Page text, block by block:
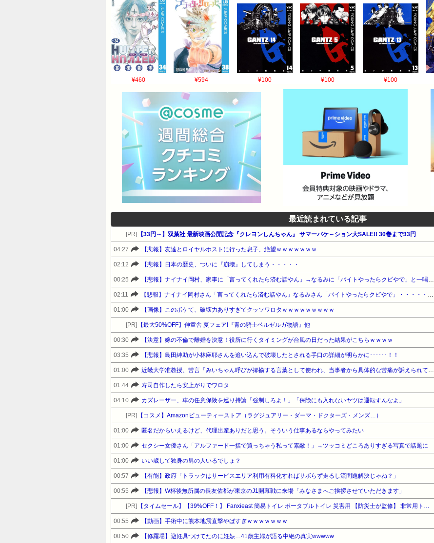
¥460 ¥594 ¥100 ¥100 ¥100
最近読まれている記事
[PR] 【33円～】双葉社 最新映画公開記念『クレヨンしんちゃん』 サマーバケ～ション大SALE!! 30巻まで33円
04:27 【悲報】友達とロイヤルホストに行った息子、絶望ｗｗｗｗｗｗｗ
02:12 【悲報】日本の歴史、ついに『崩壊』してしまう・・・・・
00:25 【悲報】ナイナイ岡村、家事に「言ってくれたら済む話やん」→なるみに「バイトやったらクビやで」と一喝され黙り込む
02:11 【悲報】ナイナイ岡村さん「言ってくれたら済む話やん」なるみさん「バイトやったらクビやで」・・・・・・・・・
01:00 【画像】このボケて、破壊力ありすぎてクッソワロタｗｗｗｗｗｗｗｗｗ
[PR] 【最大50%OFF】伸童舎 夏フェア!『青の騎士ベルゼルガ物語』他
00:30 【決意】嫁の不倫で離婚を決意！役所に行くタイミングが台風の日だった結果がこちらｗｗｗｗ
03:35 【悲報】島田紳助が小林麻耶さんを追い込んで破壊したとされる手口の詳細が明らかに･･････！！
01:00 近畿大学准教授、苦言「みいちゃん呼びが揶揄する言葉として使われ、当事者から具体的な苦痛が訴えられている。文化芸術は人を傷つけてもよい。ただし、傷つけ方がある」
01:44 寿司自作したら安上がりでワロタ
04:10 カズレーザー、車の任意保険を巡り持論「強制しろよ！」「保険にも入れないヤツは運転すんなよ」
[PR] 【コスメ】Amazonビューティーストア（ラグジュアリー・ダーマ・ドクターズ・メンズ…）
01:00 匿名だからいえるけど、代理出産ありだと思う。そういう仕事あるならやってみたい
01:00 セクシー女優さん「アルファード一括で買っちゃう私って素敵！」→ツッコミどころありすぎる写真で話題に
01:00 いい歳して独身の男の人いるでしょ？
00:57 【有能】政府「トラックはサービスエリア利用有料化すればサボらず走るし流問題解決じゃね？」
00:55 【悲報】W杯後無所属の長友佑都が東京のJ1開幕戦に来場「みなさまへご挨拶させていただきます」
[PR] 【タイムセール】【39%OFF！】 Fanxieast 簡易トイレ ポータブルトイレ 災害用 【防災士が監修】 非常用トイレ 携帯トイレ 強力消臭 どこでも簡単トイレ 防災 トイレ 災害用/非常用/携帯用 登山 防災グッズ トイレセット 凝固剤 手袋 防臭袋 15年保存（120回）
00:55 【動画】手術中に熊本地震直撃やばすぎｗｗｗｗｗｗｗ
00:50 【修羅場】避妊具つけてたのに妊娠…41歳主婦が語る中絶の真実wwwww